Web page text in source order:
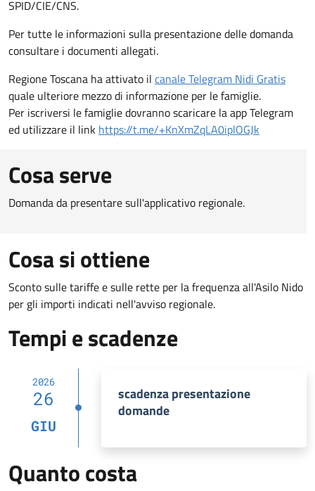
SPID/CIE/CNS.
Per tutte le informazioni sulla presentazione delle domanda
consultare i documenti allegati.
Regione Toscana ha attivato il canale Telegram Nidi Gratis
quale ulteriore mezzo di informazione per le famiglie.
Per iscriversi le famiglie dovranno scaricare la app Telegram
ed utilizzare il link https://t.me/+KnXmZqLA0iplOGJk
Cosa serve
Domanda da presentare sull'applicativo regionale.
Cosa si ottiene
Sconto sulle tariffe e sulle rette per la frequenza all'Asilo Nido
per gli importi indicati nell'avviso regionale.
Tempi e scadenze
2026
26
GIU
scadenza presentazione
domande
Quanto costa